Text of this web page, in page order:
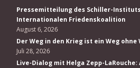
Pressemitteilung des Schiller-
Internationalen Friedenskoalition
August 6, 2026
Der Weg in den Krieg ist ein Weg
Juli 28, 2026
Live-Dialog mit Helga Zepp-LaRouche: